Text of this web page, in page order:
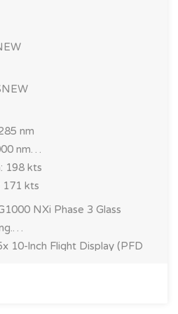
nm
nm
198 kts
171 kts
NXi Phase 3 Glass
10-lnch Flight Display (PFD
Engine Interface Unit